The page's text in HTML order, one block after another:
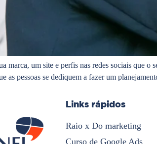
marca, um site e perfis nas redes sociais que
as pessoas se dediquem a fazer um
Links rápidos
Raio x Do marketing
Curso de Google Ads